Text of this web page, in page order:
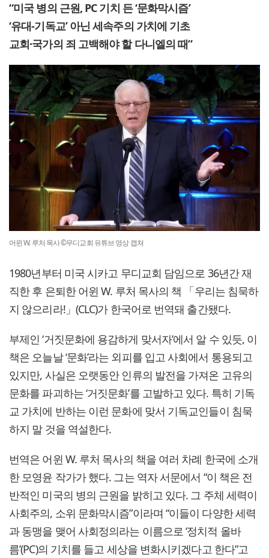
“미국 병의 근원, PC 기치 든 ‘문화막시즘’
‘유대-기독교’ 아닌 세속주의 가치에 기초
교회·국가의 죄 고백해야 할 다니엘의 때”
어윈 W. 루처 목사 ©무디교회 유튜브 영상 캡쳐
1980년부터 미국 시카고 무디교회 담임으로 36년간 재
직한 후 은퇴한 어윈 W. 루처 목사의 책 「우리는 침묵하
지 않으리라!」(CLC)가 한국어로 번역돼 출간됐다.
부제인 ‘거짓문화에 용감하게 맞서자’에서 알 수 있듯, 이
책은 오늘날 ‘문화’라는 외피를 입고 사회에서 통용되고
있지만, 사실은 오랫동안 인류의 발전을 가져온 고유의
문화를 파괴하는 ‘거짓문화’를 고발하고 있다. 특히 기독
교 가치에 반하는 이런 문화에 맞서 기독교인들이 침묵
하지 말 것을 역설한다.
번역은 어윈 W. 루처 목사의 책을 여러 차례 한국에 소개
한 모영윤 작가가 했다. 그는 역자 서문에서 “이 책은 전
반적인 미국의 병의 근원을 밝히고 있다. 그 주체 세력이
사회주의, 소위 문화막시즘”이라며 “이들이 다양한 세력
과 동맹을 맺어 사회정의라는 이름으로 ‘정치적 올바
름’(PC)의 기치를 들고 세상을 변화시키겠다고 한다”고